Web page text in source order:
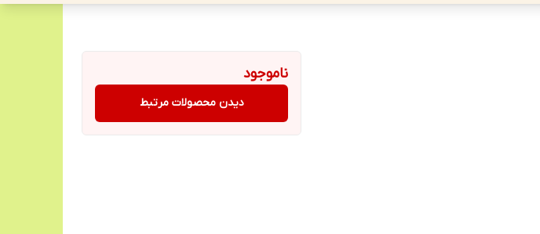
ناموجود
دیدن محصولات مرتبط